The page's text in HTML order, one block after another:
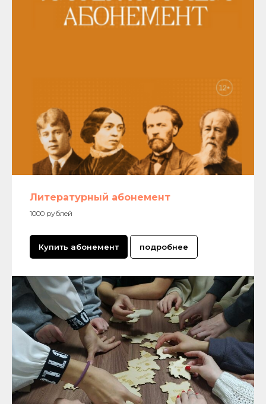
Литературный абонемент
1000 рублей
Купить абонемент подробнее